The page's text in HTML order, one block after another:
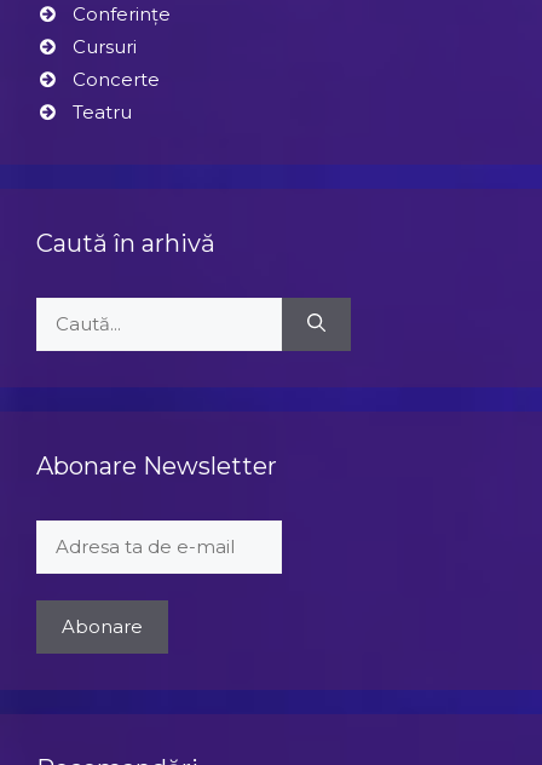
Conferințe
Cursuri
Concerte
Teatru
Caută în arhivă
după:
Abonare Newsletter